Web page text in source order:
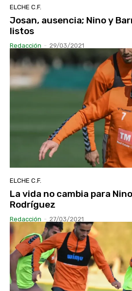
ELCHE C.F.
Josan, ausencia; Nino y
listos
Redacción - 29/03/2021
ELCHE C.F.
La vida no cambia para
Rodríguez
Redacción - 27/03/2021